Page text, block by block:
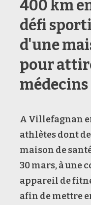
400 km
défi
d'une
pour
médecins
A Villefagnan
athlètes dont
maison de
30 mars, à une
appareil de
afin de mettre